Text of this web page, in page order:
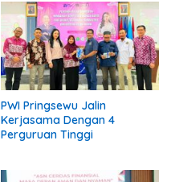
PWI Pringsewu Jalin
Kerjasama Dengan 4
Perguruan Tinggi